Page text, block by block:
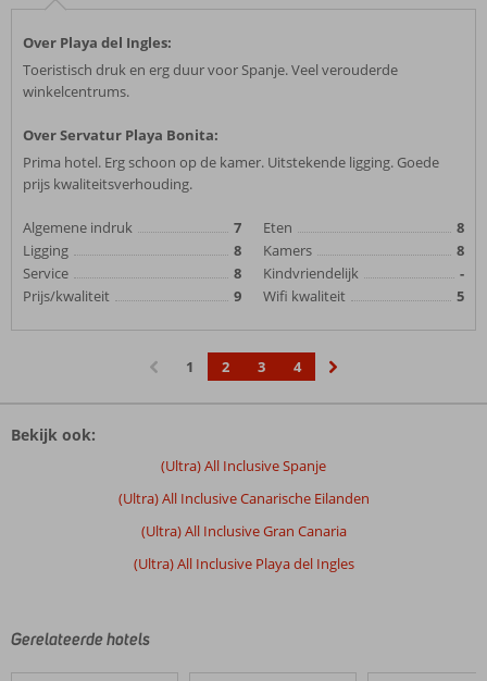
Over Playa del Ingles:
Toeristisch druk en erg duur voor Spanje. Veel verouderde
winkelcentrums.
Over Servatur Playa Bonita:
Prima hotel. Erg schoon op de kamer. Uitstekende ligging. Goede
prijs kwaliteitsverhouding.
Algemene indruk
7
Ligging
8
Service
8
Prijs/kwaliteit
9
Eten
8
Kamers
8
Kindvriendelijk
-
Wifi kwaliteit
5
1 2 3
4
Bekijk ook:
(Ultra) All Inclusive Spanje
(Ultra) All Inclusive Canarische Eilanden
(Ultra) All Inclusive Gran Canaria
(Ultra) All Inclusive Playa del Ingles
Gerelateerde hotels